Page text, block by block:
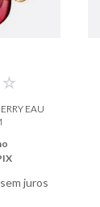
☆
EAU
sem juros